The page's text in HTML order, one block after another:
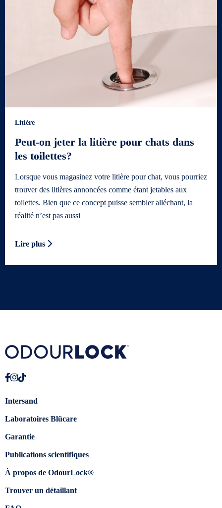
Litière
Peut-on jeter la litière pour chats dans
les toilettes?
Lorsque vous magasinez votre litière pour chat, vous pourriez
trouver des litières annoncées comme étant jetables aux
toilettes. Bien que ce concept puisse sembler alléchant, la
réalité n’est pas aussi
Lire plus
Intersand
Laboratoires Blücare
Garantie
Publications scientifiques
À propos de OdourLock®
Trouver un détaillant